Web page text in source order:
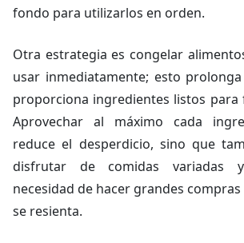
fondo para utilizarlos en orden.
Otra estrategia es congelar
usar inmediatamente; esto
proporciona ingredientes listos para
Aprovechar al máximo cada
reduce el desperdicio, sino que
disfrutar de comidas variadas
necesidad de hacer grandes
se resienta.